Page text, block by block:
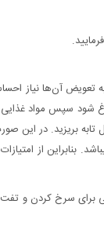
به تعویض آن‌ها
شود سپس مواد
بریزید. در این
بنابراین از
برای سرخ کردن و